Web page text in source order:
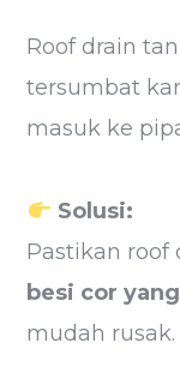
Roof drain
tersumbat
masuk ke
Solusi:
Pastikan roof
besi cor
mudah rusak.